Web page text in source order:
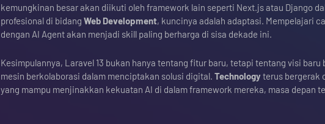
kemungkinan besar akan diikuti oleh framework lain seperti Next.js atau Django
profesional di bidang Web Development, kuncinya adalah adaptasi. Mempelajari
dengan AI Agent akan menjadi skill paling berharga di sisa dekade ini.
Kesimpulannya, Laravel 13 bukan hanya tentang fitur baru, tetapi tentang visi baru
mesin berkolaborasi dalam menciptakan solusi digital. Technologyterus bergerak
yang mampu menjinakkan kekuatan AI di dalam framework mereka, masa depan